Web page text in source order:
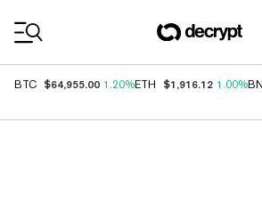
BTC $64,955.00 1.20%ETH $1,916.12 1.00%